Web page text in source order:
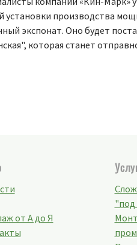
установки производства
экспонат. Оно будет
которая станет
от А до Я